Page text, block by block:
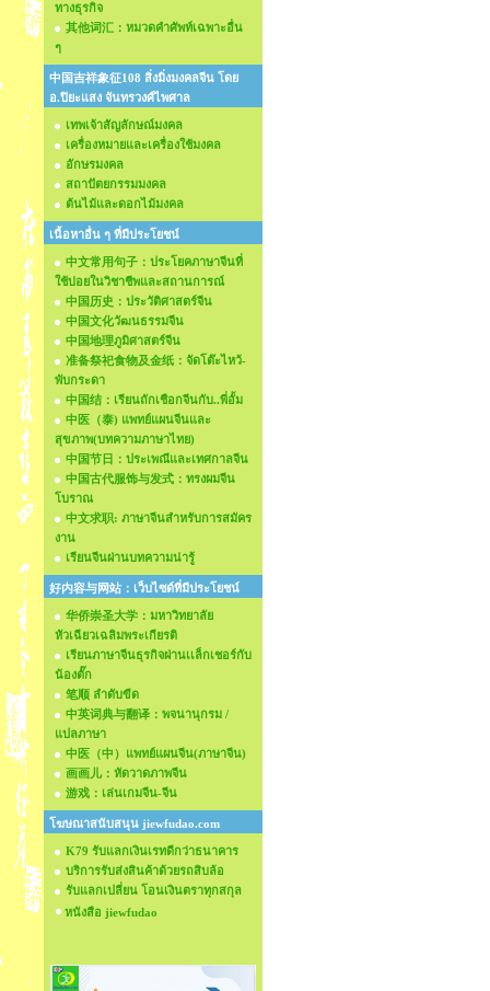
ทางธุรกิจ
其他词汇：หมวดคำศัพท์เฉพาะอื่น
ๆ
中国吉祥象征108 สิ่งมิ่งมงคลจีน โดย
อ.ปิยะแสง จันทรวงศ์ไพศาล
เทพเจ้าสัญลักษณ์มงคล
เครื่องหมายและเครื่องใช้มงคล
อักษรมงคล
สถาปัตยกรรมมงคล
ต้นไม้และดอกไม้มงคล
เนื้อหาอื่น ๆ ที่มีประโยชน์
中文常用句子：ประโยคภาษาจีนที่
ใช้บ่อยในวิชาชีพและสถานการณ์
中国历史：ประวัติศาสตร์จีน
中国文化วัฒนธรรมจีน
中国地理ภูมิศาสตร์จีน
准备祭祀食物及金纸：จัดโต๊ะไหว้-
พับกระดา
中国结：เรียนถักเชือกจีนกับ..พี่อั้ม
中医（泰) แพทย์แผนจีนและ
สุขภาพ(บทความภาษาไทย)
中国节日：ประเพณีและเทศกาลจีน
中国古代服饰与发式：ทรงผมจีน
โบราณ
中文求职: ภาษาจีนสำหรับการสมัคร
งาน
เรียนจีนผ่านบทความน่ารู้
好内容与网站：เว็บไซด์ที่มีประโยชน์
华侨崇圣大学：มหาวิทยาลัย
หัวเฉียวเฉลิมพระเกียรติ
เรียนภาษาจีนธุรกิจผ่านเเล็กเชอร์กับ
น้องตั๊ก
笔顺 ลำดับขีด
中英词典与翻译：พจนานุกรม /
แปลภาษา
中医（中）แพทย์แผนจีน(ภาษาจีน)
画画儿：หัดวาดภาพจีน
游戏：เล่นเกมจีน-จีน
โฆษณาสนับสนุน jiewfudao.com
K79 รับแลกเงินเรทดีกว่าธนาคาร
บริการรับส่งสินค้าด้วยรถสิบล้อ
รับแลกเปลี่ยน โอนเงินตราทุกสกุล
หนังสือ jiewfudao